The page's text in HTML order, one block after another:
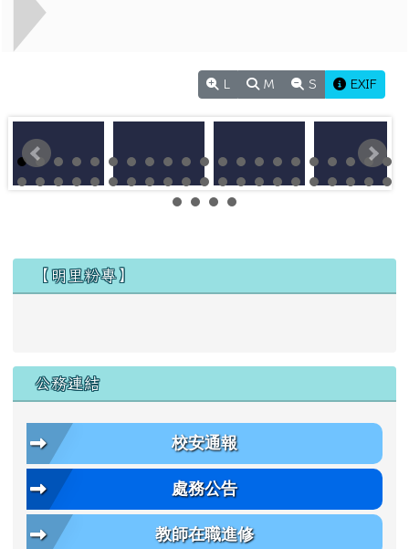
M S EXIF
左邊區域內容
【明里粉專】
公務連結
校安通報
處務公告
教師在職進修